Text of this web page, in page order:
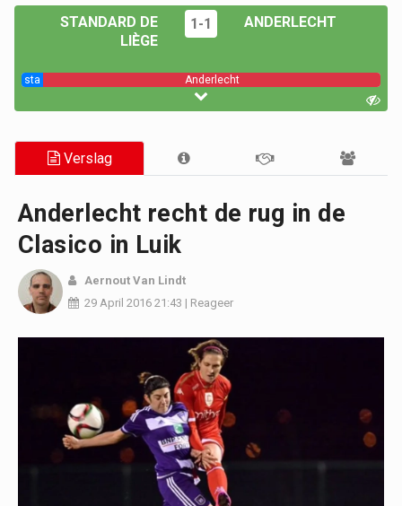
STANDARD DE
LIÈGE
1-1 ANDERLECHT
sta Anderlecht
Verslag
Anderlecht recht de rug in de
Clasico in Luik
Aernout Van Lindt
29 April 2016 21:43 | Reageer